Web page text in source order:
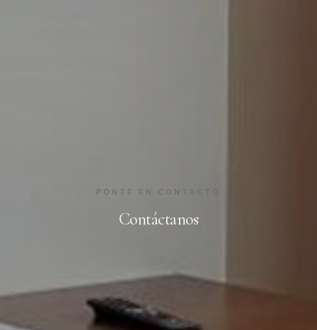
PONTE EN CONTACTO
Contáctanos